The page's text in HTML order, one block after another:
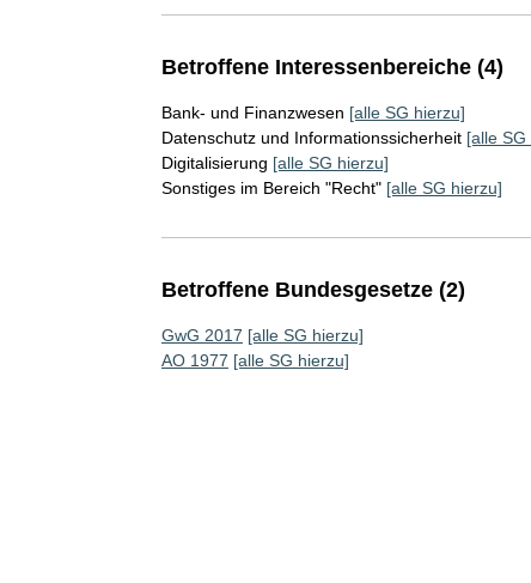
Betroffene Interessenbereiche (4)
Bank- und Finanzwesen [alle SG hierzu]
Datenschutz und Informationssicherheit [alle
Digitalisierung [alle SG hierzu]
Sonstiges im Bereich "Recht" [alle SG hierzu]
Betroffene Bundesgesetze (2)
GwG 2017 [alle SG hierzu]
AO 1977 [alle SG hierzu]